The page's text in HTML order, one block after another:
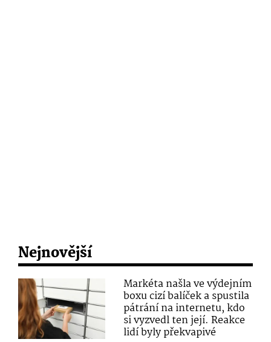
Nejnovější
Markéta našla ve výdejním
boxu cizí balíček a spustila
pátrání na internetu, kdo
si vyzvedl ten její. Reakce
lidí byly překvapivé